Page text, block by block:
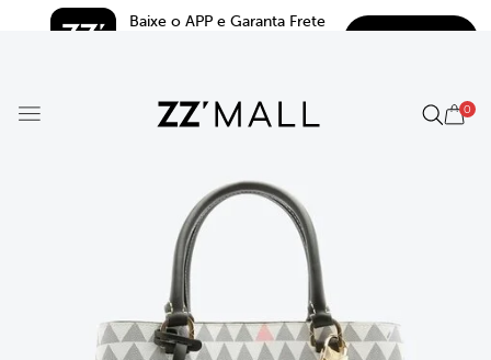
Baixe o APP e Garanta Frete
0